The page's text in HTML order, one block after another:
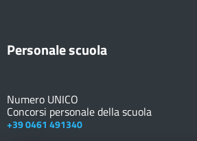
Personale scuola
Numero UNICO
Concorsi personale della scuola
+39 0461 491340